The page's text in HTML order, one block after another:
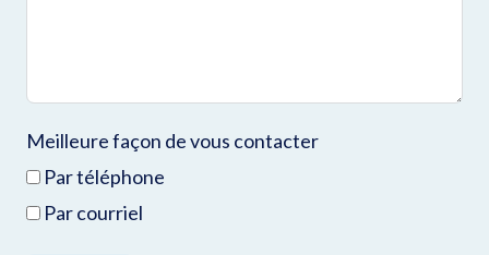
Meilleure façon de vous contacter
Par téléphone
Par courriel